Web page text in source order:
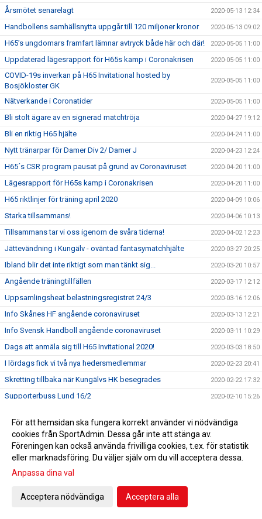
Årsmötet senarelagt 2020-05-13 12:34
Handbollens samhällsnytta uppgår till 120 miljoner kronor 2020-05-13 09:02
H65’s ungdomars framfart lämnar avtryck både här och där! 2020-05-05 11:00
Uppdaterad lägesrapport för H65s kamp i Coronakrisen 2020-05-05 11:00
COVID-19s inverkan på H65 Invitational hosted by
Bosjökloster GK
2020-05-05 11:00
Nätverkande i Coronatider 2020-05-05 11:00
Bli stolt ägare av en signerad matchtröja 2020-04-27 19:12
Bli en riktig H65 hjälte 2020-04-24 11:00
Nytt tränarpar för Damer Div 2/ Damer J 2020-04-23 12:24
H65´s CSR program pausat på grund av Coronaviruset 2020-04-20 11:00
Lägesrapport för H65s kamp i Coronakrisen 2020-04-20 11:00
H65 riktlinjer för träning april 2020 2020-04-09 10:06
Starka tillsammans! 2020-04-06 10:13
Tillsammans tar vi oss igenom de svåra tiderna! 2020-04-02 12:23
Jättevändning i Kungälv - oväntad fantasymatchhjälte 2020-03-27 20:25
Ibland blir det inte riktigt som man tänkt sig... 2020-03-20 10:57
Angående träningtillfällen 2020-03-17 12:12
Uppsamlingsheat belastningsregistret 24/3 2020-03-16 12:06
Info Skånes HF angående coronaviruset 2020-03-13 12:21
Info Svensk Handboll angående coronaviruset 2020-03-11 10:29
Dags att anmäla sig till H65 Invitational 2020! 2020-03-03 18:50
I lördags fick vi två nya hedersmedlemmar 2020-02-23 20:41
Skretting tillbaka när Kungälvs HK besegrades 2020-02-22 17:32
Supporterbuss Lund 16/2 2020-02-10 15:26
2020-01-20 20:35
Hvenfelt representerade H65 Höör i debatt om jämställdhet 2020-01-17 09:55
Guld i Hallbybollen 2020 2020-01-08 09:26
En liten julhälsning &#127876;
Bli H65 volontär
För att hemsidan ska fungera korrekt använder vi nödvändiga
cookies från SportAdmin. Dessa går inte att stänga av.
Föreningen kan också använda frivilliga cookies, t.ex. för statistik
eller marknadsföring. Du väljer själv om du vill acceptera dessa.
Anpassa dina val
Acceptera nödvändiga Acceptera alla